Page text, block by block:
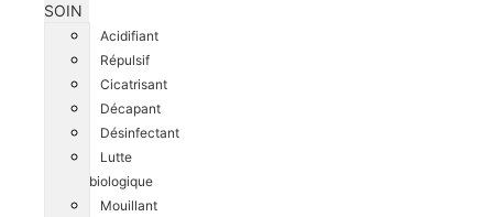
SOIN
Acidifiant
Répulsif
Cicatrisant
Décapant
Désinfectant
Lutte
biologique
Mouillant